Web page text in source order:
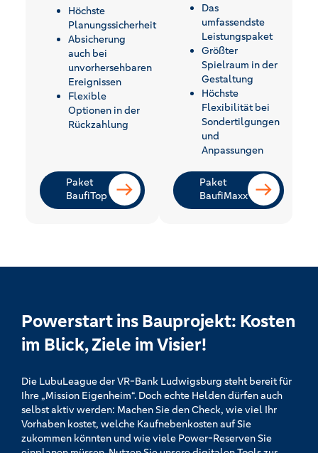
Höchste
Planungssicherheit
Absicherung
auch bei
unvorhersehbaren
Ereignissen
Flexible
Optionen in der
Rückzahlung
Paket
BaufiTop
Das
umfassendste
Leistungspaket
Größter
Spielraum in der
Gestaltung
Höchste
Flexibilität bei
Sondertilgungen
und
Anpassungen
Paket
BaufiMaxx
Powerstart ins Bauprojekt: Kosten
im Blick, Ziele im Visier!
Die LubuLeague der VR-Bank Ludwigsburg steht bereit für
Ihre „Mission Eigenheim“. Doch echte Helden dürfen auch
selbst aktiv werden: Machen Sie den Check, wie viel Ihr
Vorhaben kostet, welche Kaufnebenkosten auf Sie
zukommen könnten und wie viele Power-Reserven Sie